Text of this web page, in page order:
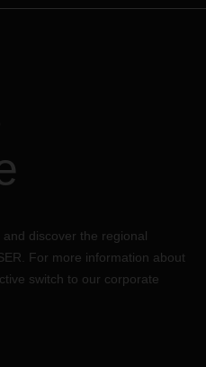
discover the regional
For more information about
switch to our corporate